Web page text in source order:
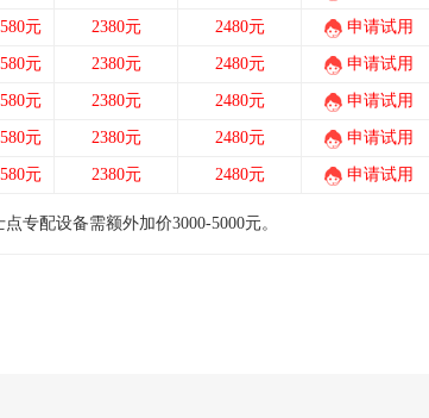
元 2380元 2480元 申请试用
元 2380元 2480元 申请试用
元 2380元 2480元 申请试用
元 2380元 2480元 申请试用
元 2380元 2480元 申请试用
专配设备需额外加价3000-5000元。